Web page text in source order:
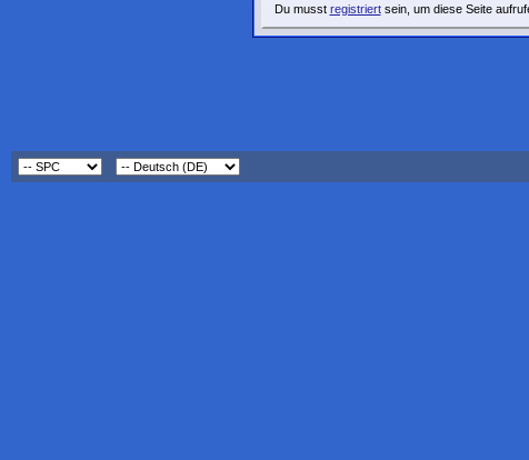
Du musst registriertsein, um diese Seite